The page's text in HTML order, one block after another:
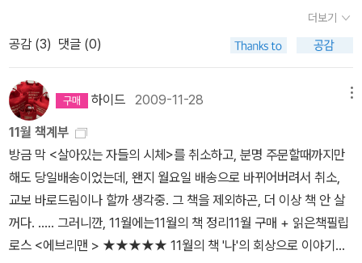
다고 본다. 원래 분량이 많다고는 하지만 좀 더 부담이 덜한 책을 만들
고자 노력할 수는 없었을까? 이 책에서 그마나 예상 이상으로 좋았
어내고 있을 뿐만 아니라 관련 영화 작품을 인용함에 있어서도 실제
로 영화를 좀 알고 썼다는 느낌이 들어서 '번역 솜씨와 별개로 꽤 내공
은 있는 역자로구나'하는 생각이 들었다. 그러나 알고 보니 외국의 울
리치 연구가가 쓴 글이었음. 어쨌든 그 글은 괜찮았다. 이것이 이 책을
출간하는 데에 하여튼 노력을 기울였을 분들께 그나마 위안이 될지는
모르겠지만.
리 차일드 잭 리처 시리즈 두번째. 역시 재미있구나! +_+ 첫번째인
추적자를 2011년 6월 8일에 읽었던데, 일년만에 재회 -_-;;;; 8월
47. 원샷 - 리 차일드 역시! 잭 리처 최고다. ㅠ_ㅠ 속이 시원한 액션.
이랄까. ^^; 48. 그레이의 50가지 그림자 1, 2 - E. L. 제임스 이
런 책은 참 빨리도 번역되어 나온다. 그리고 나도 참 빨리도 사서 읽는
구나. 이런 책은. -_-;;;;; 정신이 산란하여 그 재미있는 잭 리처 시리즈
읽는데도 이주씩 걸렸는데, 이 책은 이틀만에 숨풍 읽어냈으니 가독
력은 인정하나, 참, 울고 싶도록 유치하다. ㅠ_ㅠ 트왈라잇도 완독한
나다!!! 하고 가열차게 도전하였으나 이 책에 비하면 트왈라잇 시리즈
는 맨부커상 감이랄까. -_-;;;; 트왈라잇의 팬픽으로 시작되었다더니
주인공 이름부터 비슷하다. (에드워드- 이사벨라, 크리스천- 아나스
대표적인 예로 콜린 덱스터의 모스 경감 시리즈나 심농의 메그레 경
감 시리즈는 내 볼 때 경찰물이라고 하기 뭐하다. 같은 경감이 주인공
슈발, 펠 바르의 마틴 벡이 등장하는 소설은 '경찰물'로 분류한다. 개
인적인 심상이고, '경감' 이라고 했지만, 각국의 경찰직급이 다 달라서
대충 '경감'느낌이라고 생각하면 되고, 위에 언급한 인물들이 다 '경
감'인건 아니라는 것도 이야기해둔다.*********************
*************************************나를 처음 경찰
물로 빠지게 한건 에드 맥베인의 87분서 시리즈다.주구장창 번역되
어 나오는 <경관혐오>를 제외하곤, 국내에 읽을만한 번역본이 그닥
많지 않고, 그나마 절판이라아마존에서 왕창 구해서 읽어야 했는데,
평도 거의 남기지 않았기에, 나의 독서 기록은 읽었던 연도와 월만을
달랑 기재해 놓은 엑셀 문서 하나가 전부다. 연초에 읽었던 책들의 목
록을 보니 아니, 이게 과연 올해 읽었던 책들인가 싶을 만큼 기억이 가
물가물한 것들도 있다. 기껏해야 소설로만 보면 70여 권 남짓을 읽었
을 뿐인데도 그렇다. 이렇게라도 한번 씩 정리하고 넘어가는 것이 빈
약한 기억력에 대한 보조메모리 기능은 해 줄 것 같다. 나의 주 탐독
대상인 미스터리 소설 및 장르 소설 분야에 한정하였고, 출판 연도에
상관없이 내가 올해 읽은 책들을 대상으로 하였다.2009년 미스터리
결산총평여전히 일본 미스터리 출판의 행렬은 이어졌다. 하지만 유명
작가들의 대표작들이 요 몇년간 대부분 소개되었기 때문인지, 눈에
띄는 명품들의 빈도수는 조금 줄어들지 않았나 생각한다. 히가시노
더보기
공감 (3) 댓글 (0)
하이드 2009-11-28
11월 책계부
방금 막 <살아있는 자들의 시체>를 취소하고, 분명 주문할때까지만
해도 당일배송이었는데, 왠지 월요일 배송으로 바뀌어버려서 취소,
교보 바로드림이나 할까 생각중. 그 책을 제외하곤, 더 이상 책 안 살
꺼다. ..... 그러니깐, 11월에는11월의 책 정리11월 구매 + 읽은책필립
로스 <에브리맨 > ★★★★★ 11월의 책 '나'의 회상으로 이야기는